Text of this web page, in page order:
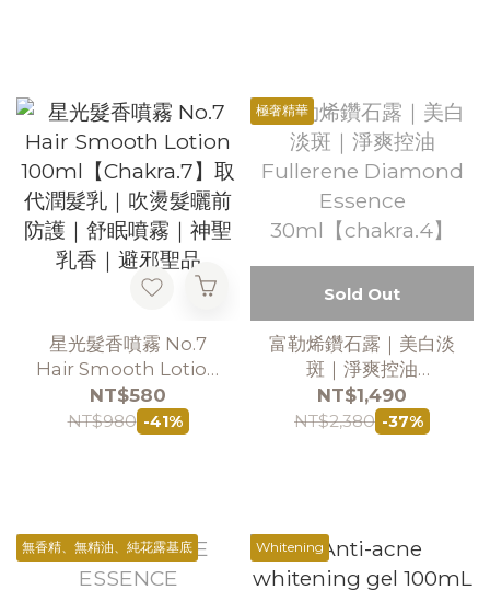
星光髮香噴霧 No.7
Hair Smooth Lotion
100ml【Chakra.7】
取代潤髮乳｜吹燙髮曬
NT$580
NT$980 -41%
極奢精華
Sold Out
富勒烯鑽石露｜美白淡
斑｜淨爽控油
Fullerene Diamond
Essence
NT$1,490
NT$2,380 -37%
無香精、無精油、純花露基底 Whitening